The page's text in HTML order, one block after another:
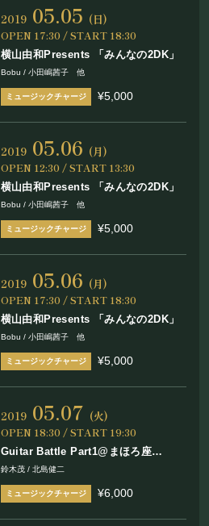
2019 05.05 (日)
OPEN 17:30 / START 18:30
横山由和Presents 「みんなの2DK」
Bobu / 小田嶋茜子 他
¥5,000
2019 05.06 (月)
OPEN 12:30 / START 13:30
横山由和Presents 「みんなの2DK」
Bobu / 小田嶋茜子 他
¥5,000
2019 05.06 (月)
OPEN 17:30 / START 18:30
横山由和Presents 「みんなの2DK」
Bobu / 小田嶋茜子 他
¥5,000
2019 05.07 (火)
OPEN 18:30 / START 19:30
Guitar Battle Part1@まほろ座
MACHIDA 鈴木茂 vs 北島健二
鈴木茂 / 北島健二
¥6,000